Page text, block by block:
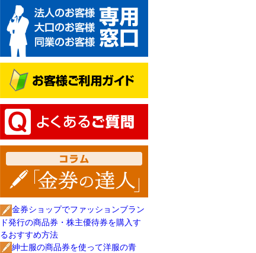
金券ショップでファッションブラン
ド発行の商品券・株主優待券を購入す
るおすすめ方法
紳士服の商品券を使って洋服の青